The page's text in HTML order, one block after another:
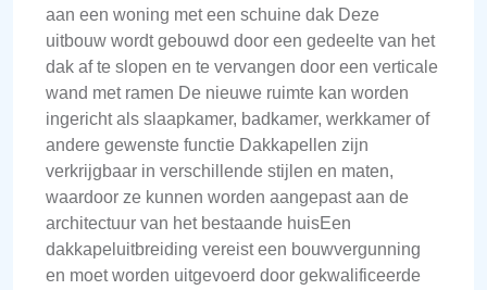
aan een woning met een schuine dak Deze
uitbouw wordt gebouwd door een gedeelte van het
dak af te slopen en te vervangen door een verticale
wand met ramen De nieuwe ruimte kan worden
ingericht als slaapkamer, badkamer, werkkamer of
andere gewenste functie Dakkapellen zijn
verkrijgbaar in verschillende stijlen en maten,
waardoor ze kunnen worden aangepast aan de
architectuur van het bestaande huisEen
dakkapeluitbreiding vereist een bouwvergunning
en moet worden uitgevoerd door gekwalificeerde